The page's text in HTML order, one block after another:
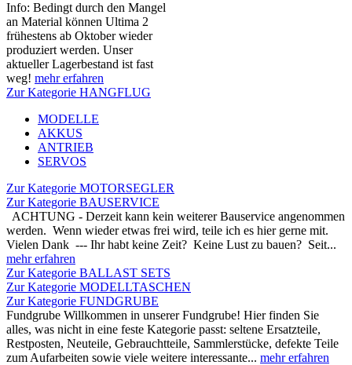
Info: Bedingt durch den Mangel
an Material können Ultima 2
frühestens ab Oktober wieder
produziert werden. Unser
aktueller Lagerbestand ist fast
weg! mehr erfahren
Zur Kategorie HANGFLUG
MODELLE
AKKUS
ANTRIEB
SERVOS
Zur Kategorie MOTORSEGLER
Zur Kategorie BAUSERVICE
ACHTUNG - Derzeit kann kein weiterer Bauservice angenommen
werden. Wenn wieder etwas frei wird, teile ich es hier gerne mit.
Vielen Dank --- Ihr habt keine Zeit? Keine Lust zu bauen? Seit...
mehr erfahren
Zur Kategorie BALLAST SETS
Zur Kategorie MODELLTASCHEN
Zur Kategorie FUNDGRUBE
Fundgrube Willkommen in unserer Fundgrube! Hier finden Sie
alles, was nicht in eine feste Kategorie passt: seltene Ersatzteile,
Restposten, Neuteile, Gebrauchtteile, Sammlerstücke, defekte Teile
zum Aufarbeiten sowie viele weitere interessante... mehr erfahren